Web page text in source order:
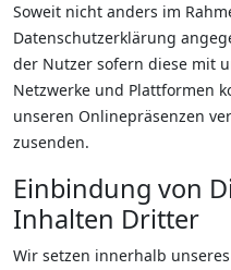
Soweit nicht anders im
Datenschutzerklärung
der Nutzer sofern diese mit
Netzwerke und Plattformen
unseren Onlinepräsenzen
zusenden.
Einbindung von
Inhalten Dritter
Wir setzen innerhalb